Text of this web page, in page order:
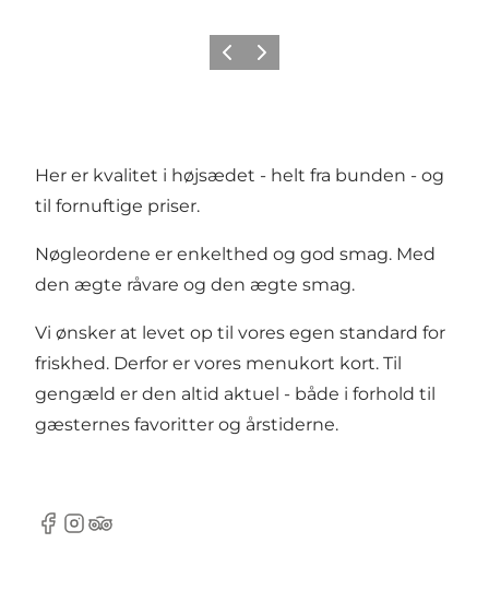
ForrigeNæste
Her er kvalitet i højsædet - helt fra bunden - og
til fornuftige priser.
Nøgleordene er enkelthed og god smag. Med
den ægte råvare og den ægte smag.
Vi ønsker at levet op til vores egen standard for
friskhed. Derfor er vores menukort kort. Til
gengæld er den altid aktuel - både i forhold til
gæsternes favoritter og årstiderne.
Facebook
Instagram
TripAdvisor